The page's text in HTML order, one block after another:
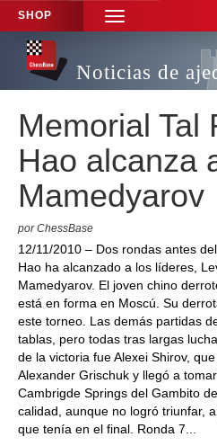
SHOP
TOGGLE
NAVIGATION
Noticias de
Memorial Tal
Hao alcanza
Mamedyarov
por ChessBase
12/11/2010 – Dos rondas antes
Hao ha alcanzado a los líderes,
Mamedyarov. El joven chino
está en forma en Moscú. Su
este torneo. Las demás partidas
tablas, pero todas tras largas
de la victoria fue Alexei Shirov,
Alexander Grischuk y llegó a
Cambrigde Springs del Gambito
calidad, aunque no logró triunfar,
que tenía en el final. Ronda 7...